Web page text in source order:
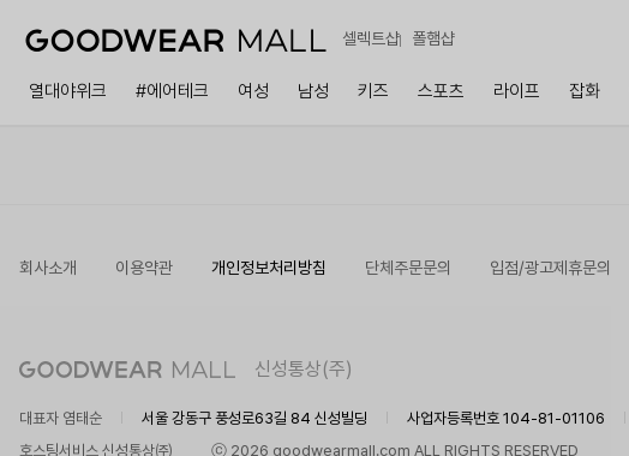
셀렉트샵 폴햄샵
열대야위크 #에어테크 여성 남성 키즈 스포츠 라이프 잡화
회사소개 이용약관 개인정보처리방침 단체주문문의 입점/광고제휴문의
신성통상(주)
대표자 염태순 서울 강동구 풍성로63길 84 신성빌딩 사업자등록번호 104-81-01106
호스팅서비스 신성통상㈜
ⓒ 2026 goodwearmall.com ALL RIGHTS RESERVED